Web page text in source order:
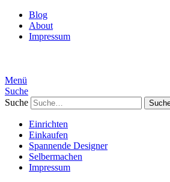
Blog
About
Impressum
Menü
Suche
Suche
Einrichten
Einkaufen
Spannende Designer
Selbermachen
Impressum